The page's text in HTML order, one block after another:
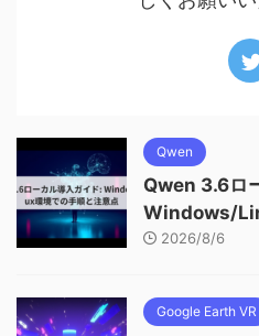
Qwen
Qwen 3.6ロ
Windows/
2026/8/6
Google Earth VR